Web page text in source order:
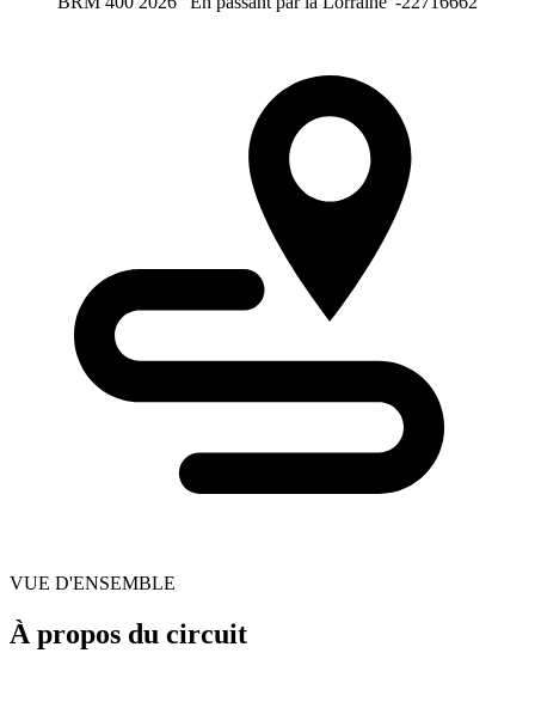
VUE D'ENSEMBLE
À propos du circuit